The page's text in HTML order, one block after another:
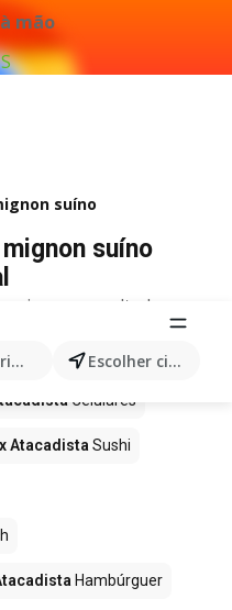
mão
Escolher cidade
suíno
suíno
resultados
Atacadista
Celulares
Atacadista Sushi
Hambúrguer